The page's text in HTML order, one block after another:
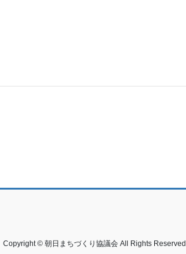
Copyright © 朝日まちづくり協議会 All Rights Reserved.